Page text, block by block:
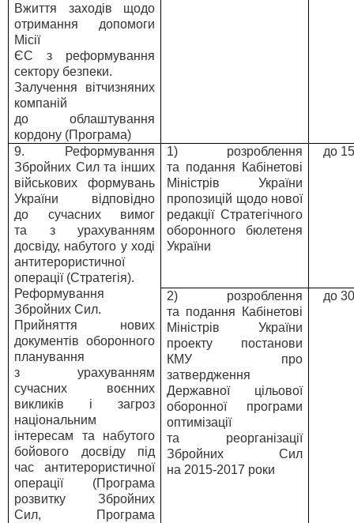
Вжиття заходів щодо
отримання допомоги
Місії
ЄС з реформування
сектору безпеки.
Залучення вітчизняних
компаній
до облаштування
кордону (Програма)
9. Реформування
Збройних Сил та інших
військових формувань
України відповідно
до сучасних вимог
та з урахуванням
досвіду, набутого у ході
антитерористичної
операції (Стратегія).
Реформування
Збройних Сил.
Прийняття нових
документів оборонного
планування
з урахуванням
сучасних воєнних
викликів і загроз
національним
інтересам та набутого
бойового досвіду під
час антитерористичної
операції (Програма
розвитку Збройних
Сил, Програма
1) розроблення
та подання Кабінетові
Міністрів України
пропозицій щодо нової
редакції Стратегічного
оборонного бюлетеня
України
до
2) розроблення
та подання Кабінетові
Міністрів України
проекту постанови
КМУ про
затвердження
Державної цільової
оборонної програми
оптимізації
та реорганізації
Збройних Сил
на 2015-2017 роки
до